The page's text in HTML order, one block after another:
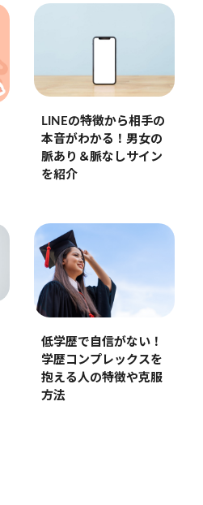
LINEの特徴から相手の
本音がわかる！男女の
脈あり＆脈なしサイン
を紹介
低学歴で自信がない！
学歴コンプレックスを
抱える人の特徴や克服
方法